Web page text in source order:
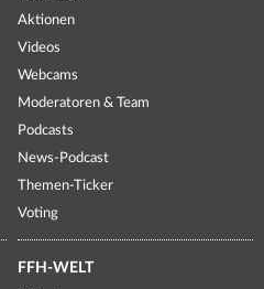
Aktionen
Videos
Webcams
Moderatoren & Team
Podcasts
News-Podcast
Themen-Ticker
Voting
FFH-WELT